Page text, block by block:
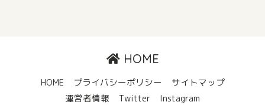
HOME
HOME プライバシーポリシー
サイトマップ
運営者情報
Twitter
Instagram